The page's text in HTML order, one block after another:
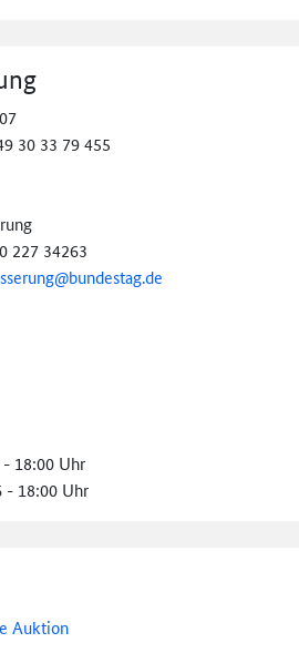
30 33 79 455
227 34263
bundestag.de
- 18:00 Uhr
- 18:00 Uhr
Auktion